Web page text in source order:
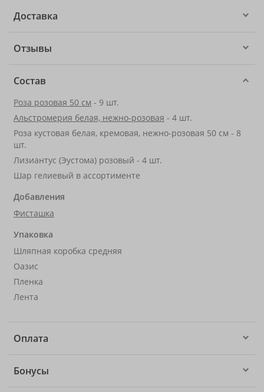
Доставка
Отзывы
Состав
Роза розовая 50 см - 9 шт.
Альстромерия белая, нежно-розовая - 4 шт.
Роза кустовая белая, кремовая, нежно-розовая 50 см - 8
шт.
Лизиантус (Эустома) розовый - 4 шт.
Шар гелиевый в ассортименте
Добавления
Фисташка
Упаковка
Шляпная коробка средняя
Оазис
Пленка
Лента
Оплата
Бонусы